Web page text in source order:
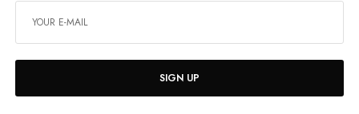
SIGN UP